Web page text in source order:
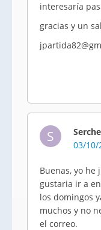
interesaría
gracias y un
S
03/10/
Buenas, yo he
gustaria ir a
los domingos
muchos y no
el correo.